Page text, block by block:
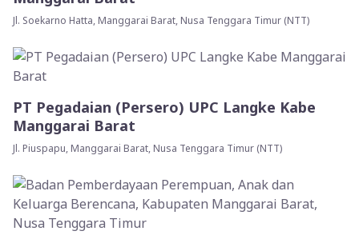
Jl. Soekarno Hatta, Manggarai Barat, Nusa Tenggara Timur (NTT)
PT Pegadaian (Persero) UPC Langke Kabe
Manggarai Barat
Jl. Piuspapu, Manggarai Barat, Nusa Tenggara Timur (NTT)